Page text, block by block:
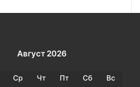
Август 2026
Ср Чт Пт Сб
Вс